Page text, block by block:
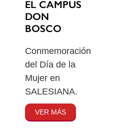
EL CAMPUS
DON
BOSCO
Conmemoración
del Día de la
Mujer en
SALESIANA.
VER MÁS